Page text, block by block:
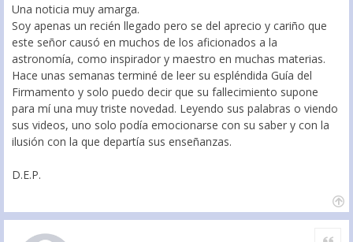
Una noticia muy amarga.
Soy apenas un recién llegado pero se del aprecio y cariño que
este señor causó en muchos de los aficionados a la
astronomía, como inspirador y maestro en muchas materias.
Hace unas semanas terminé de leer su espléndida Guía del
Firmamento y solo puedo decir que su fallecimiento supone
para mí una muy triste novedad. Leyendo sus palabras o viendo
sus videos, uno solo podía emocionarse con su saber y con la
ilusión con la que departía sus enseñanzas.
D.E.P.
Citar